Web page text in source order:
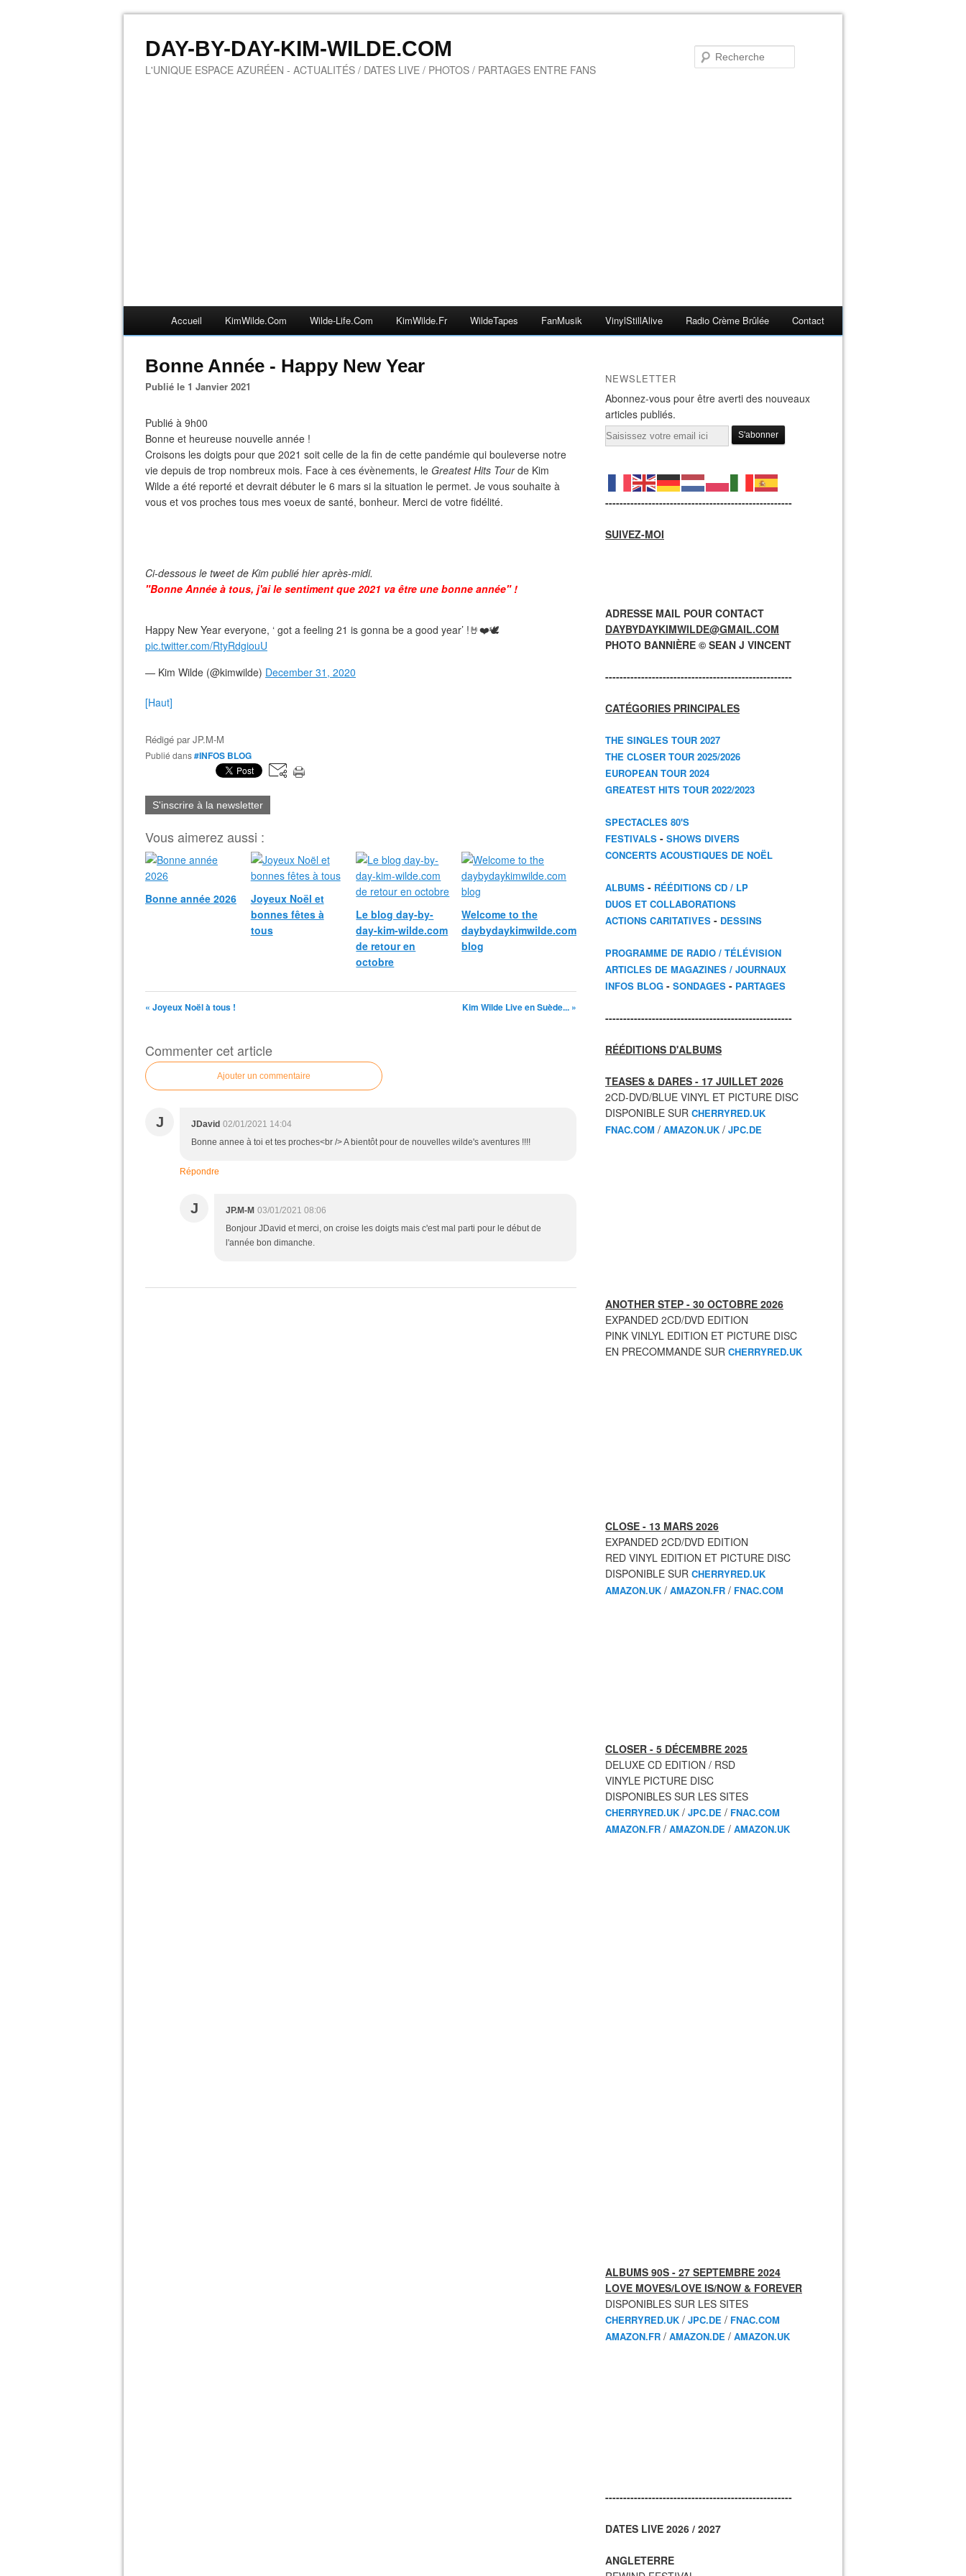
DAY-BY-DAY-KIM-WILDE.COM
L'UNIQUE ESPACE AZURÉEN - ACTUALITÉS / DATES LIVE / PHOTOS / PARTAGES ENTRE FANS
Accueil KimWilde.com Wilde-Life.com KimWilde.fr WildeTapes FanMusik VinylStillAlive Radio Crème Brûlée Contact
Bonne Année - Happy New Year
Publié le 1 Janvier 2021
Publié à 9h00
Bonne et heureuse nouvelle année !
Croisons les doigts pour que 2021 soit celle de la fin de cette pandémie qui bouleverse notre
vie depuis de trop nombreux mois. Face à ces évènements, le Greatest Hits Tourde Kim
Wilde a été reporté et devrait débuter le 6 mars si la situation le permet. Je vous souhaite à
vous et vos proches tous mes voeux de santé, bonheur. Merci de votre fidélité.
Ci-dessous le tweet de Kim publié hier après-midi.
"Bonne Année à tous, j'ai le sentiment que 2021 va être une bonne année" !
Happy New Year everyone, ‘ got a feeling 21 is gonna be a good year’ !🤘❤️🕊
pic.twitter.com/RtyRdgiouU
— Kim Wilde (@kimwilde) December 31, 2020
[Haut]
Rédigé parJP.M-M
Publié dans#INFOS BLOG
S'inscrire à la newsletter
Vous aimerez aussi :
Bonne année 2026
Joyeux Noël et
bonnes fêtes à
tous
Le blog day-by-
day-kim-wilde.com
de retour en
octobre
Welcome to the
daybydaykimwilde.com
blog
« Joyeux Noël à tous ! Kim Wilde Live en Suède... »
Commenter cet article
Ajouter un commentaire
J JDavid 02/01/2021 14:04
Bonne annee à toi et tes proches<br /> A bientôt pour de nouvelles wilde's aventures !!!!
Répondre
J JP.M-M 03/01/2021 08:06
Bonjour JDavid et merci, on croise les doigts mais c'est mal parti pour le début de
l'année bon dimanche.
NEWSLETTER
Abonnez-vous pour être averti des nouveaux
articles publiés.
Email
----------------------------------------------------
SUIVEZ-MOI
ADRESSE MAIL POUR CONTACT
DAYBYDAYKIMWILDE@GMAIL.COM
PHOTO BANNIÈRE © SEAN J VINCENT
----------------------------------------------------
CATÉGORIES PRINCIPALES
THE SINGLES TOUR 2027
THE CLOSER TOUR 2025/2026
EUROPEAN TOUR 2024
GREATEST HITS TOUR 2022/2023
SPECTACLES 80'S
FESTIVALS - SHOWS DIVERS
CONCERTS ACOUSTIQUES DE NOËL
ALBUMS - RÉÉDITIONS CD / LP
DUOS ET COLLABORATIONS
ACTIONS CARITATIVES - DESSINS
PROGRAMME DE RADIO / TÉLÉVISION
ARTICLES DE MAGAZINES / JOURNAUX
INFOS BLOG - SONDAGES - PARTAGES
----------------------------------------------------
RÉÉDITIONS D'ALBUMS
TEASES & DARES - 17 JUILLET 2026
2CD-DVD/BLUE VINYL ET PICTURE DISC
DISPONIBLE SUR CHERRYRED.UK
FNAC.COM / AMAZON.UK / JPC.DE
ANOTHER STEP - 30 OCTOBRE 2026
EXPANDED 2CD/DVD EDITION
PINK VINLYL EDITION ET PICTURE DISC
EN PRECOMMANDE SUR CHERRYRED.UK
CLOSE - 13 MARS 2026
EXPANDED 2CD/DVD EDITION
RED VINYL EDITION ET PICTURE DISC
DISPONIBLE SUR CHERRYRED.UK
AMAZON.UK / AMAZON.FR / FNAC.COM
CLOSER - 5 DÉCEMBRE 2025
DELUXE CD EDITION / RSD
VINYLE PICTURE DISC
DISPONIBLES SUR LES SITES
CHERRYRED.UK / JPC.DE / FNAC.COM
AMAZON.FR / AMAZON.DE / AMAZON.UK
ALBUMS 90S - 27 SEPTEMBRE 2024
LOVE MOVES/LOVE IS/NOW & FOREVER
DISPONIBLES SUR LES SITES
CHERRYRED.UK / JPC.DE / FNAC.COM
AMAZON.FR / AMAZON.DE / AMAZON.UK
----------------------------------------------------
DATES LIVE 2026 / 2027
ANGLETERRE